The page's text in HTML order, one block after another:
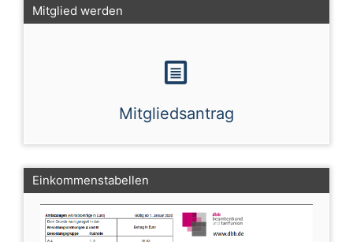
Mitglied werden
Mitgliedsantrag
Einkommenstabellen